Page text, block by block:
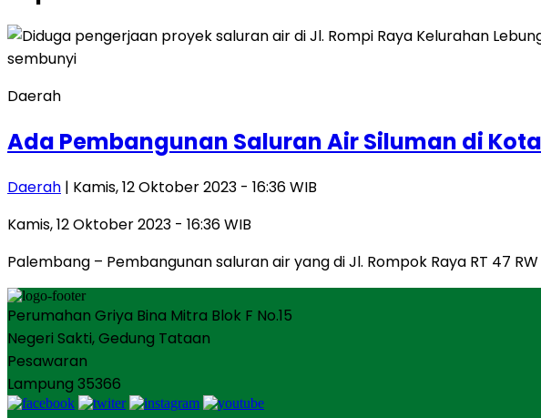
Daerah
Ada Pembangunan Saluran Air Siluman di
Daerah | Kamis, 12 Oktober 2023 - 16:36 WIB
Kamis, 12 Oktober 2023 - 16:36 WIB
Palembang – Pembangunan saluran air yang di Jl. Rompok Raya RT 47
Perumahan Griya Bina Mitra Blok F No.15
Negeri Sakti, Gedung Tataan
Pesawaran
Lampung 35366